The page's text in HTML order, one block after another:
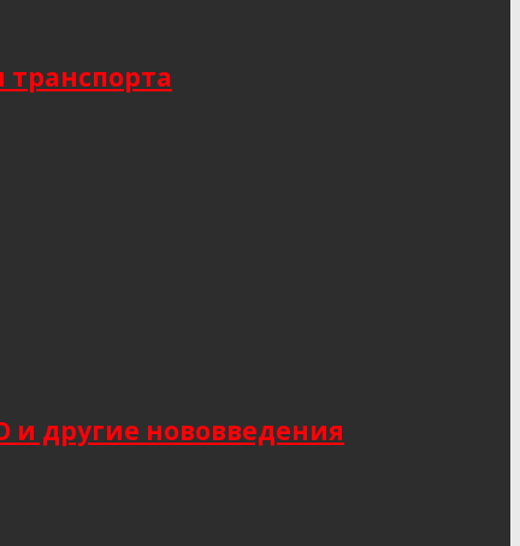
транспорта
и другие нововведения